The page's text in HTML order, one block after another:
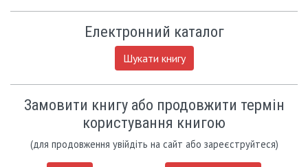
Електронний каталог
Шукати книгу
Замовити книгу або продовжити термін
користування книгою
(для продовження увійдіть на сайт або зареєструйтеся)